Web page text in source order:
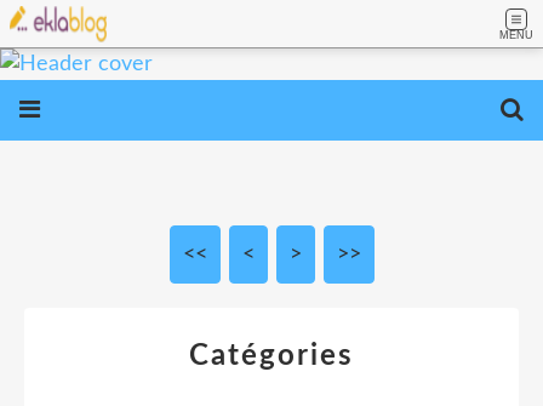
MENU
<< < 10
20
30
40
> >>
Catégories